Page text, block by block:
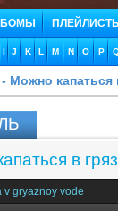
ПЛЕЙЛИСТЫ
I J K L M N O P
- Можно капаться
в
v gryaznoy vode